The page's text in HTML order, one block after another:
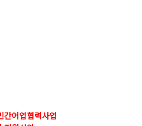
간어업협력사업